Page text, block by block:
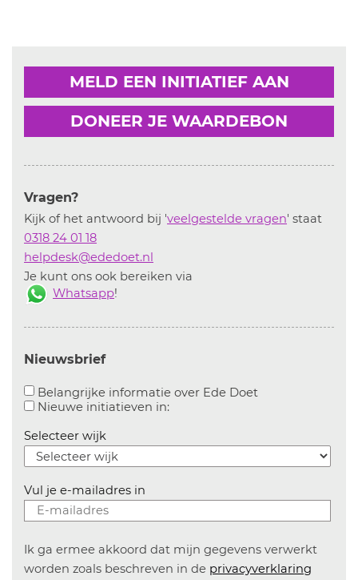
MELD EEN INITIATIEF AAN
DONEER JE WAARDEBON
Vragen?
Kijk of het antwoord bij 'veelgestelde vragen' staat
0318 24 01 18
helpdesk@ededoet.nl
Je kunt ons ook bereiken via
Whatsapp!
Nieuwsbrief
Belangrijke informatie over Ede Doet
Nieuwe initiatieven in:Aanvinken om informatie over
Selecteer wijk
Vul je e-mailadres in
Ik ga ermee akkoord dat mijn gegevens verwerkt
worden zoals beschreven in de privacyverklaring